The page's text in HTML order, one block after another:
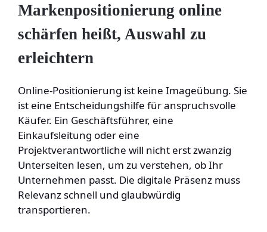
Markenpositionierung online
schärfen heißt, Auswahl zu
erleichtern
Online-Positionierung ist keine Imageübung. Sie
ist eine Entscheidungshilfe für anspruchsvolle
Käufer. Ein Geschäftsführer, eine
Einkaufsleitung oder eine
Projektverantwortliche will nicht erst zwanzig
Unterseiten lesen, um zu verstehen, ob Ihr
Unternehmen passt. Die digitale Präsenz muss
Relevanz schnell und glaubwürdig
transportieren.